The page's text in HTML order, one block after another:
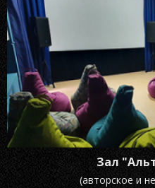
Зал
(авторское и